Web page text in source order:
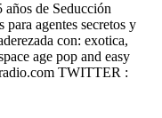
de Seducción
agentes secretos y
con: exotica,
age pop and easy
TWITTER :